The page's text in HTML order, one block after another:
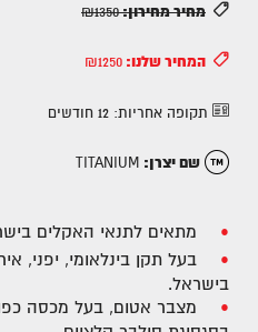
מחיר מחירון:₪1350
המחיר שלנו: ₪1250
תקופה אחריות: 12 חודשים
שם יצרן: TITANIUM
מתאים לתנאי האקלים
בעל תקן בינלאומי, יפני,
בישראל.
מצבר אטום, בעל מכסה